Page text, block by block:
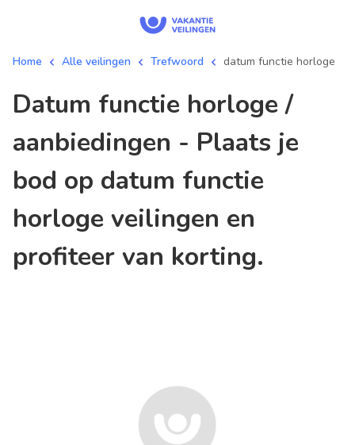
Home Alle veilingen Trefwoord datum functie horloge
datum functie horloge /
aanbiedingen - Plaats je
bod op datum functie
horloge veilingen en
profiteer van korting.